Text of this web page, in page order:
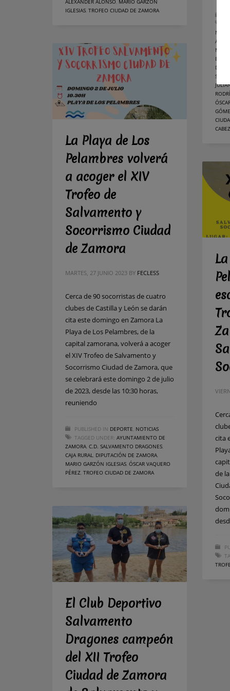
ALEXANDER ALONSO, MARIO GARZÓN
IGLESIAS, TROFEO CIUDAD DE ZAMORA
SANZ
La Playa de Los
Pelambres volverá
a acoger el XIV
Trofeo de
Salvamento y
Socorrismo Ciudad
de Zamora
MARTES, 27 JUNIO 2023 BY FECLESS
Cerca de 90 socorristas de cuatro
clubes de Castilla y León se darán
cita este domingo en Zamora La
Playa de Los Pelambres, de la
capital zamorana, volverá a acoger
el XIV Trofeo de Salvamento y
Socorrismo Ciudad de Zamora, que
se celebrará este domingo 2 de julio
de 2023, desde las 10:30 horas,
reuniendo
PUBLISHED IN DEPORTE, NOTICIAS
TAGGED UNDER: AYUNTAMIENTO DE
ZAMORA, C.D. SALVAMENTO DRAGONES,
CAJA RURAL, DIPUTACIÓN DE ZAMORA,
MARIO GARZÓN IGLESIAS, ÓSCAR VAQUERO
PÉREZ, TROFEO CIUDAD DE ZAMORA
cita
de
El Club Deportivo
Salvamento
Dragones campeón
del XII Trofeo
Ciudad de Zamora